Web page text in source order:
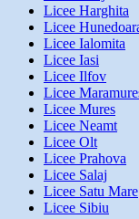
Licee Harghita
Licee
Licee Ialomita
Licee Iasi
Licee Ilfov
Licee
Licee Mures
Licee Neamt
Licee Olt
Licee Prahova
Licee Salaj
Licee Satu Mare
Licee Sibiu